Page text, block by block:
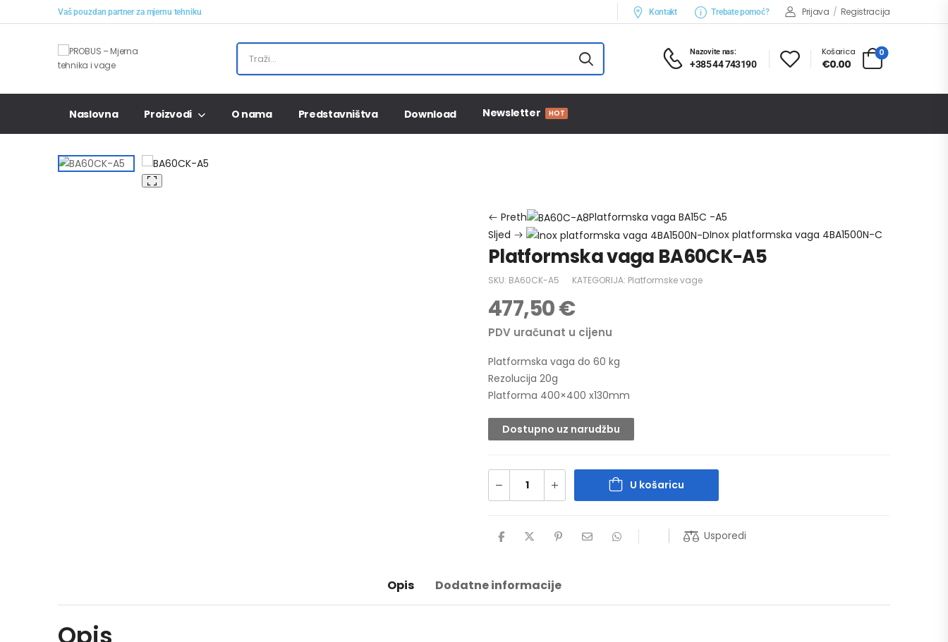
Vaš pouzdan partner za mjernu tehniku Kontakt Trebate pomoć? Prijava / Registracija
Nazovite nas:
+385 44 743190
Košarica
€0.00
0
Naslovna Proizvodi O nama Predstavništva Download Newsletter HOT
Preth
Platformska vaga BA15C -A5
Sljed
Inox platformska vaga 4BA1500N-C
Platformska vaga BA60CK-A5
SKU: BA60CK-A5 KATEGORIJA: Platformske vage
477,50€
PDV uračunat u cijenu
Platformska vaga do 60 kg
Rezolucija 20g
Platforma 400×400 x130mm
Dostupno uz narudžbu
U košaricu
Usporedi
Opis Dodatne informacije